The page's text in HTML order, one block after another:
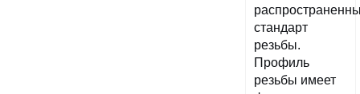
стандарт
резьбы.
Профиль
резьбы имеет